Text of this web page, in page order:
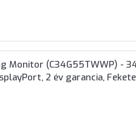
Monitor (C34G55TWWP) -
2 év garancia,